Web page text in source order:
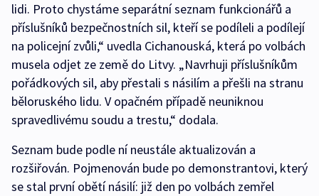
lidi. Proto chystáme separátní seznam funkcionářů a
příslušníků bezpečnostních sil, kteří se podíleli a podílejí
na policejní zvůli,“ uvedla Cichanouská, která po volbách
musela odjet ze země do Litvy. „Navrhuji příslušníkům
pořádkových sil, aby přestali s násilím a přešli na stranu
běloruského lidu. V opačném případě neuniknou
spravedlivému soudu a trestu,“ dodala.
Seznam bude podle ní neustále aktualizován a
rozšiřován. Pojmenován bude po demonstrantovi, který
se stal první obětí násilí: již den po volbách zemřel